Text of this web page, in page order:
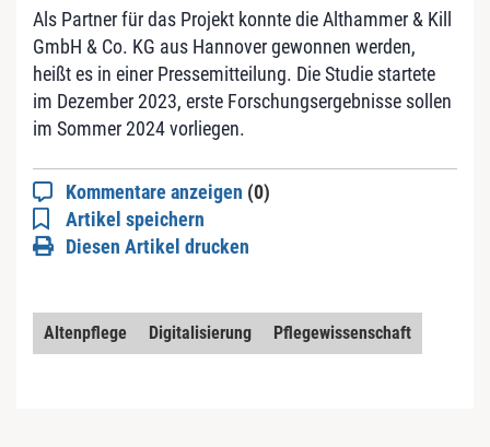
Als Partner für das Projekt konnte die Althammer & Kill
GmbH & Co. KG aus Hannover gewonnen werden,
heißt es in einer Pressemitteilung. Die Studie startete
im Dezember 2023, erste Forschungsergebnisse sollen
im Sommer 2024 vorliegen.
Kommentare anzeigen (0)
Artikel speichern
Diesen Artikel drucken
Altenpflege Digitalisierung Pflegewissenschaft